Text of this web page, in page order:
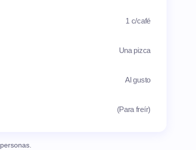
1 c/café
Una pizca
Al gusto
(Para freír)
personas.